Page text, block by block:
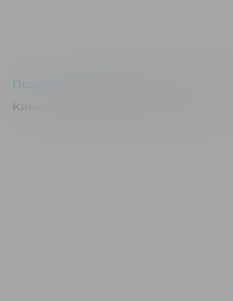
Правила и соглашения
Киноконцертный зал "Эльдар" © 2026